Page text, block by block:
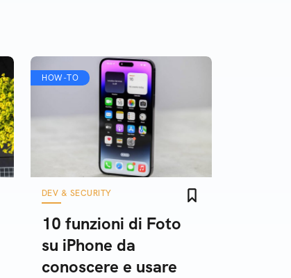
HOW-TO
DEV & SECURITY
10 funzioni di Foto
su iPhone da
conoscere e usare